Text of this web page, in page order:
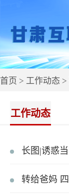
首页 > 工作动态 >
工作动态
长图|诱惑
转给爸妈